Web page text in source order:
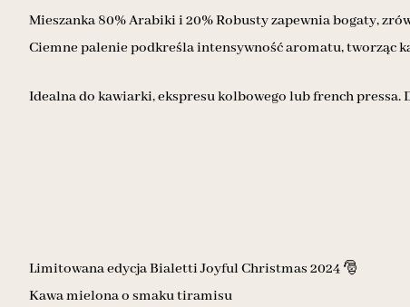
Mieszanka 80% Arabiki i 20% Robusty zapewnia bogaty,
Ciemne palenie podkreśla intensywność aromatu, tworząc
Idealna do kawiarki, ekspresu kolbowego lub french
Limitowana edycja Bialetti Joyful Christmas 2024 🎅
Kawa mielona o smaku tiramisu